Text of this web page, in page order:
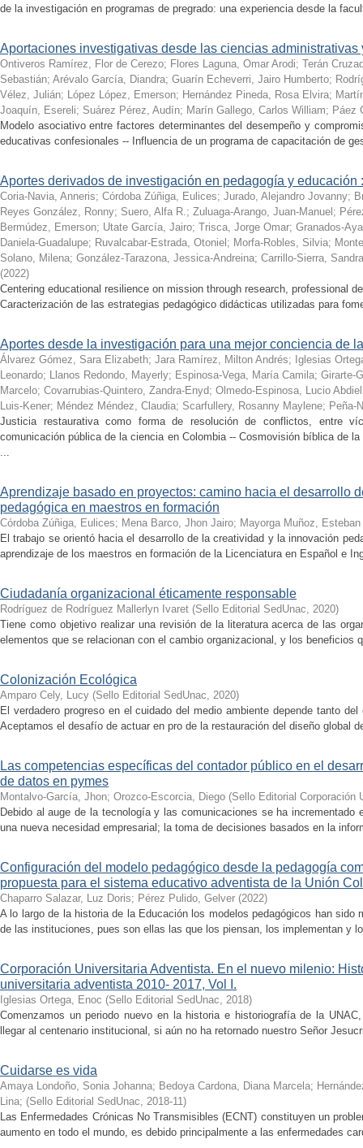
de la investigación en programas de pregrado: una experiencia desde la
Aportaciones investigativas desde las ciencias administrativas
Ontiveros Ramírez, Flor de Cerezo; Flores Laguna, Omar Arodi; Terán
Sebastián; Arévalo García, Diandra; Guarín Echeverri, Jairo Humberto;
Vélez, Julián; López López, Emerson; Hernández Pineda, Rosa Elvira;
Joaquín, Esereli; Suárez Pérez, Audín; Marín Gallego, Carlos William; Páez
Modelo asociativo entre factores determinantes del desempeño y
educativas confesionales -- Influencia de un programa de capacitación de
Aportes derivados de investigación en pedagogía y educación
Coria-Navia, Anneris; Córdoba Zúñiga, Eulices; Jurado, Alejandro Jovanny;
Reyes González, Ronny; Suero, Alfa R.; Zuluaga-Arango, Juan-Manuel ;
Bermúdez, Emerson; Utate García, Jairo; Trisca, Jorge Omar; Granados-
Daniela-Guadalupe; Ruvalcabar-Estrada, Otoniel ; Morfa-Robles, Silvia;
Solano, Milena; González-Tarazona, Jessica-Andreina; Carrillo-Sierra,
(2022)
Centering educational resilience on mission through research, professional
Caracterización de las estrategias pedagógico didácticas utilizadas para
Aportes desde la investigación para una mejor conciencia de
Álvarez Gómez, Sara Elizabeth; Jara Ramírez, Milton Andrés; Iglesias
Leonardo; Llanos Redondo, Mayerly; Espinosa-Vega, María Camila; Girarte-
Marcelo; Covarrubias-Quintero, Zandra-Enyd; Olmedo-Espinosa, Lucio Abdiel
Luis-Kener; Méndez Méndez, Claudia; Scarfullery, Rosanny Maylene; Peña-
Justicia restaurativa como forma de resolución de conflictos, entre
comunicación pública de la ciencia en Colombia -- Cosmovisión bíblica de
...
Aprendizaje basado en proyectos: camino hacia el desarrollo
pedagógica en maestros en formación
Córdoba Zúñiga, Eulices; Mena Barco, Jhon Jairo; Mayorga Muñoz, Esteban
El trabajo se orientó hacia el desarrollo de la creatividad y la innovación
aprendizaje de los maestros en formación de la Licenciatura en Español e
Ciudadanía organizacional éticamente responsable
Rodríguez de Rodríguez Mallerlyn Ivaret (Sello Editorial SedUnac, 2020)
Tiene como objetivo realizar una revisión de la literatura acerca de las
elementos que se relacionan con el cambio organizacional, y los beneficios
Colonización Ecológica
Amparo Cely, Lucy (Sello Editorial SedUnac, 2020)
El verdadero progreso en el cuidado del medio ambiente depende tanto
Aceptamos el desafío de actuar en pro de la restauración del diseño global
Las competencias específicas del contador público en el
de datos en pymes
Montalvo-García, Jhon; Orozco-Escorcia, Diego (Sello Editorial Corporación
Debido al auge de la tecnología y las comunicaciones se ha incrementado
una nueva necesidad empresarial; la toma de decisiones basados en la
Configuración del modelo pedagógico desde la pedagogía
propuesta para el sistema educativo adventista de la Unión
Chaparro Salazar, Luz Doris; Pérez Pulido, Gelver (2022)
A lo largo de la historia de la Educación los modelos pedagógicos han sido
de las instituciones, pues son ellas las que los piensan, los implementan y
Corporación Universitaria Adventista. En el nuevo milenio:
universitaria adventista 2010- 2017, Vol I.
Iglesias Ortega, Enoc (Sello Editorial SedUnac, 2018)
Comenzamos un periodo nuevo en la historia e historiografía de la
llegar al centenario institucional, si aún no ha retornado nuestro Señor
Cuidarse es vida
Amaya Londoño, Sonia Johanna; Bedoya Cardona, Diana Marcela;
Lina; (Sello Editorial SedUnac, 2018-11)
Las Enfermedades Crónicas No Transmisibles (ECNT) constituyen un
aumento en todo el mundo, es debido principalmente a las enfermedades